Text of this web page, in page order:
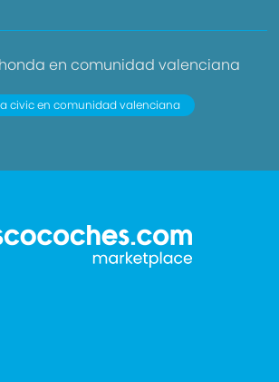
en comunidad valenciana
civic en comunidad valenciana